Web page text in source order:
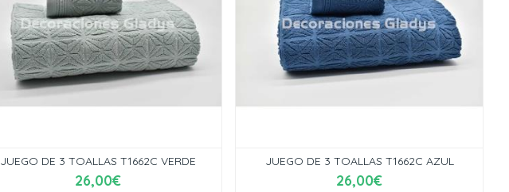
JUEGO DE 3 TOALLAS T1662C VERDE
26,00€
JUEGO DE 3 TOALLAS T1662C AZUL
26,00€